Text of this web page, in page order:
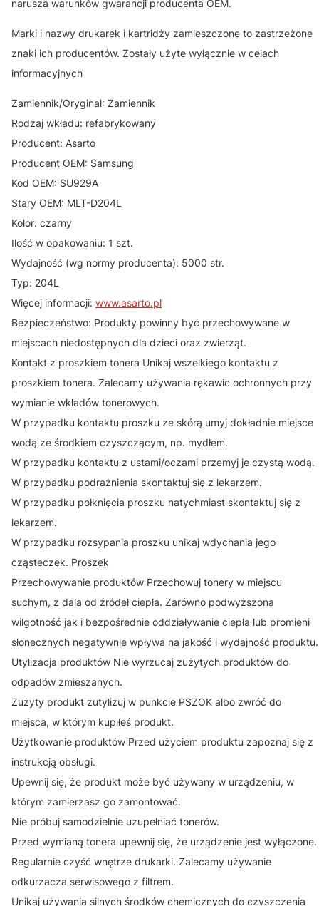
narusza warunków gwarancji producenta OEM.
Marki i nazwy drukarek i kartridży zamieszczone to zastrzeżone
znaki ich producentów. Zostały użyte wyłącznie w celach
informacyjnych
Zamiennik/Oryginał: Zamiennik
Rodzaj wkładu: refabrykowany
Producent: Asarto
Producent OEM: Samsung
Kod OEM: SU929A
Stary OEM: MLT-D204L
Kolor: czarny
Ilość w opakowaniu: 1 szt.
Wydajność (wg normy producenta): 5000 str.
Typ: 204L
Więcej informacji: www.asarto.pl
Bezpieczeństwo: Produkty powinny być przechowywane w
miejscach niedostępnych dla dzieci oraz zwierząt.
Kontakt z proszkiem tonera Unikaj wszelkiego kontaktu z
proszkiem tonera. Zalecamy używania rękawic ochronnych przy
wymianie wkładów tonerowych.
W przypadku kontaktu proszku ze skórą umyj dokładnie miejsce
wodą ze środkiem czyszczącym, np. mydłem.
W przypadku kontaktu z ustami/oczami przemyj je czystą wodą.
W przypadku podrażnienia skontaktuj się z lekarzem.
W przypadku połknięcia proszku natychmiast skontaktuj się z
lekarzem.
W przypadku rozsypania proszku unikaj wdychania jego
cząsteczek. Proszek
Przechowywanie produktów Przechowuj tonery w miejscu
suchym, z dala od źródeł ciepła. Zarówno podwyższona
wilgotność jak i bezpośrednie oddziaływanie ciepła lub promieni
słonecznych negatywnie wpływa na jakość i wydajność produktu.
Utylizacja produktów Nie wyrzucaj zużytych produktów do
odpadów zmieszanych.
Zużyty produkt zutylizuj w punkcie PSZOK albo zwróć do
miejsca, w którym kupiłeś produkt.
Użytkowanie produktów Przed użyciem produktu zapoznaj się z
instrukcją obsługi.
Upewnij się, że produkt może być używany w urządzeniu, w
którym zamierzasz go zamontować.
Nie próbuj samodzielnie uzupełniać tonerów.
Przed wymianą tonera upewnij się, że urządzenie jest wyłączone.
Regularnie czyść wnętrze drukarki. Zalecamy używanie
odkurzacza serwisowego z filtrem.
Unikaj używania silnych środków chemicznych do czyszczenia